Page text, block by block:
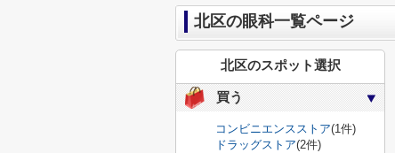
北区の眼科一覧ページ
北区のスポット選択
買う
コンビニエンスストア(1件)
ドラッグストア(2件)